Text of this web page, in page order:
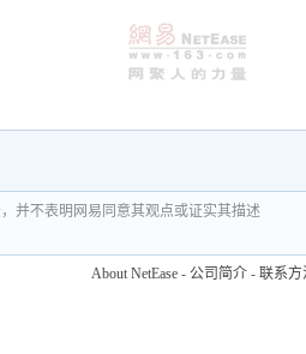
并不表明网易同意其观点或证实其描述
About NetEase - 公司简介 - 联系方